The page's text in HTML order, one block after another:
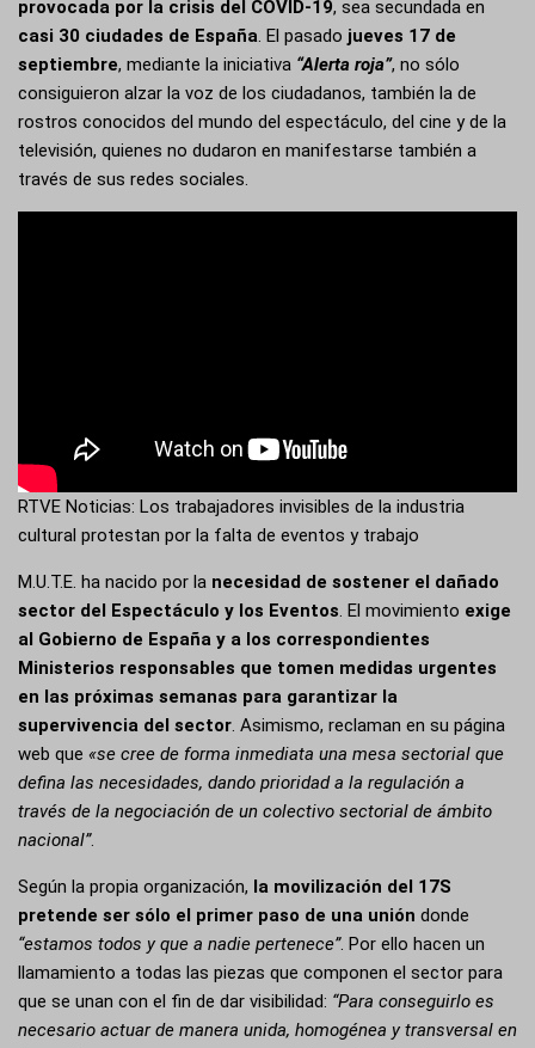
provocada por la crisis del COVID-19, sea secundada en
casi 30 ciudades de España. El pasado jueves 17 de
septiembre, mediante la iniciativa “Alerta roja”, no sólo
consiguieron alzar la voz de los ciudadanos, también la de
rostros conocidos del mundo del espectáculo, del cine y de la
televisión, quienes no dudaron en manifestarse también a
través de sus redes sociales.
RTVE Noticias: Los trabajadores invisibles de la industria
cultural protestan por la falta de eventos y trabajo
M.U.T.E. ha nacido por la necesidad de sostener el dañado
sector del Espectáculo y los Eventos. El movimiento exige
al Gobierno de España y a los correspondientes
Ministerios responsables que tomen medidas urgentes
en las próximas semanas para garantizar la
supervivencia del sector. Asimismo, reclaman en su página
web que «se cree de forma inmediata una mesa sectorial que
defina las necesidades, dando prioridad a la regulación a
través de la negociación de un colectivo sectorial de ámbito
nacional”.
Según la propia organización, la movilización del 17S
pretende ser sólo el primer paso de una unión donde
“estamos todos y que a nadie pertenece”. Por ello hacen un
llamamiento a todas las piezas que componen el sector para
que se unan con el fin de dar visibilidad: “Para conseguirlo es
necesario actuar de manera unida, homogénea y transversal en